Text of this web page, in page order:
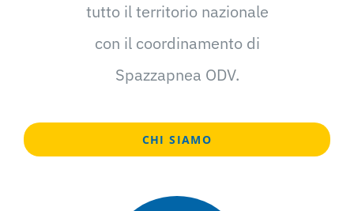
tutto il territorio nazionale
con il coordinamento di
Spazzapnea ODV.
CHI SIAMO